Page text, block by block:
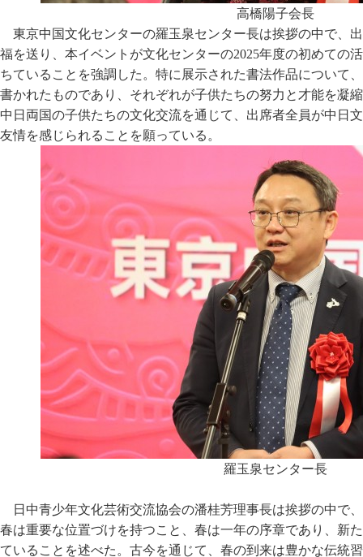
高橋陽子会長
東京中国文化センターの羅玉泉センター長は挨拶の中で、
福を送り、本イベントが文化センターの2025年度の初めての
ちていることを強調した。特に展示された書法作品について
書かれたものであり、それぞれが子供たちの努力と才能を凝
中日両国の子供たちの文化交流を通じて、出席者全員が中日
友情を感じられることを願っている。
羅玉泉センター長
日中青少年文化芸術交流協会の潘桂芳理事長は挨拶の中で
春は重要な位置づけを持つこと、春は一年の序章であり、新
ていることを述べた。古今を通じて、春の到来は豊かな伝統